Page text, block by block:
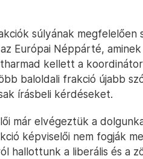
súlyának megfelelően
Európai Néppárté,
kellett a
baloldali frakció újabb
írásbeli kérdéseket.
már elvégeztük a
képviselői nem fogják
hallottunk a liberális és a